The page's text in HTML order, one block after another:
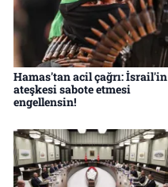
Hamas'tan acil çağrı: İsrail'in
ateşkesi sabote etmesi
engellensin!